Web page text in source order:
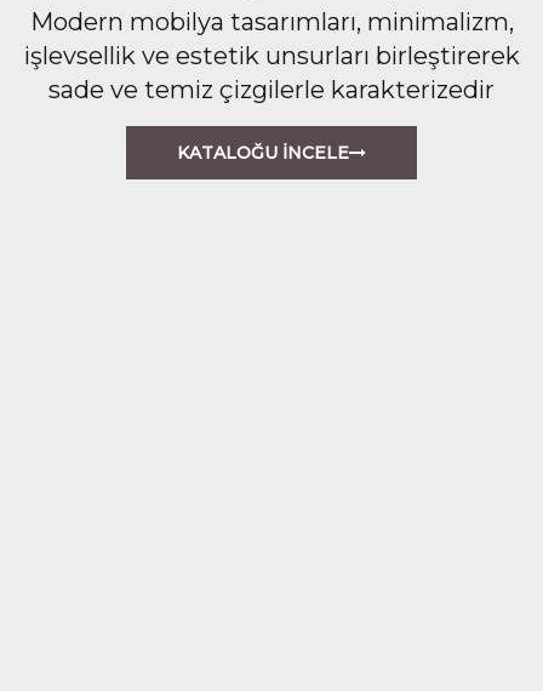
Modern mobilya tasarımları, minimalizm,
işlevsellik ve estetik unsurları birleştirerek
sade ve temiz çizgilerle karakterizedir
KATALOĞU İNCELE